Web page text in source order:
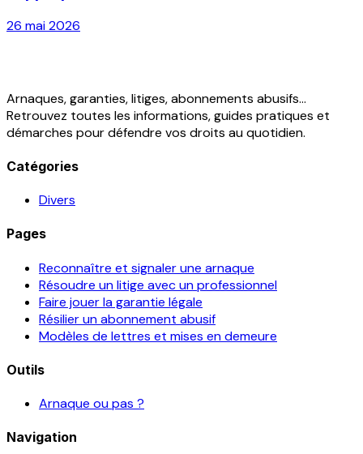
26 mai 2026
Arnaques, garanties, litiges, abonnements abusifs...
Retrouvez toutes les informations, guides pratiques et
démarches pour défendre vos droits au quotidien.
Catégories
Divers
Pages
Reconnaître et signaler une arnaque
Résoudre un litige avec un professionnel
Faire jouer la garantie légale
Résilier un abonnement abusif
Modèles de lettres et mises en demeure
Outils
Arnaque ou pas ?
Navigation